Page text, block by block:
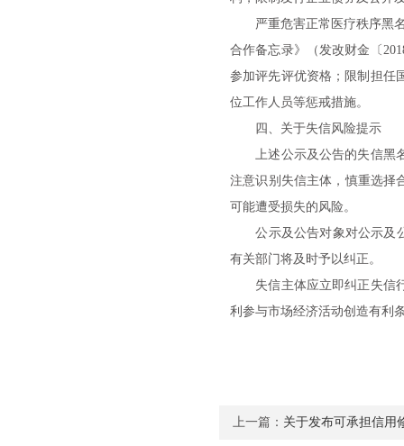
严重危害正常医疗秩序黑名
合作备忘录》（发改财金〔
参加评先评优资格；限制担任
位工作人员等惩戒措施。
四、关于失信风险提示
上述公示及公告的失信黑名
注意识别失信主体，慎重选择
可能遭受损失的风险。
公示及公告对象对公示及公
有关部门将及时予以纠正。
失信主体应立即纠正失信行
利参与市场经济活动创造有利
上一篇： 关于发布可承担信用